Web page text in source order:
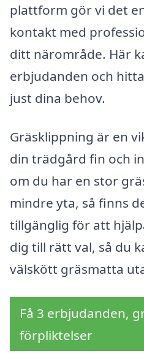
plattform gör vi det
kontakt med
ditt närområde. Här
erbjudanden och
just dina behov.
Gräsklippning är en
din trädgård fin och
om du har en stor
mindre yta, så finns
tillgänglig för att
dig till rätt val, så du
välskött gräsmatta
Få 3 erbjudanden,
förpliktelser